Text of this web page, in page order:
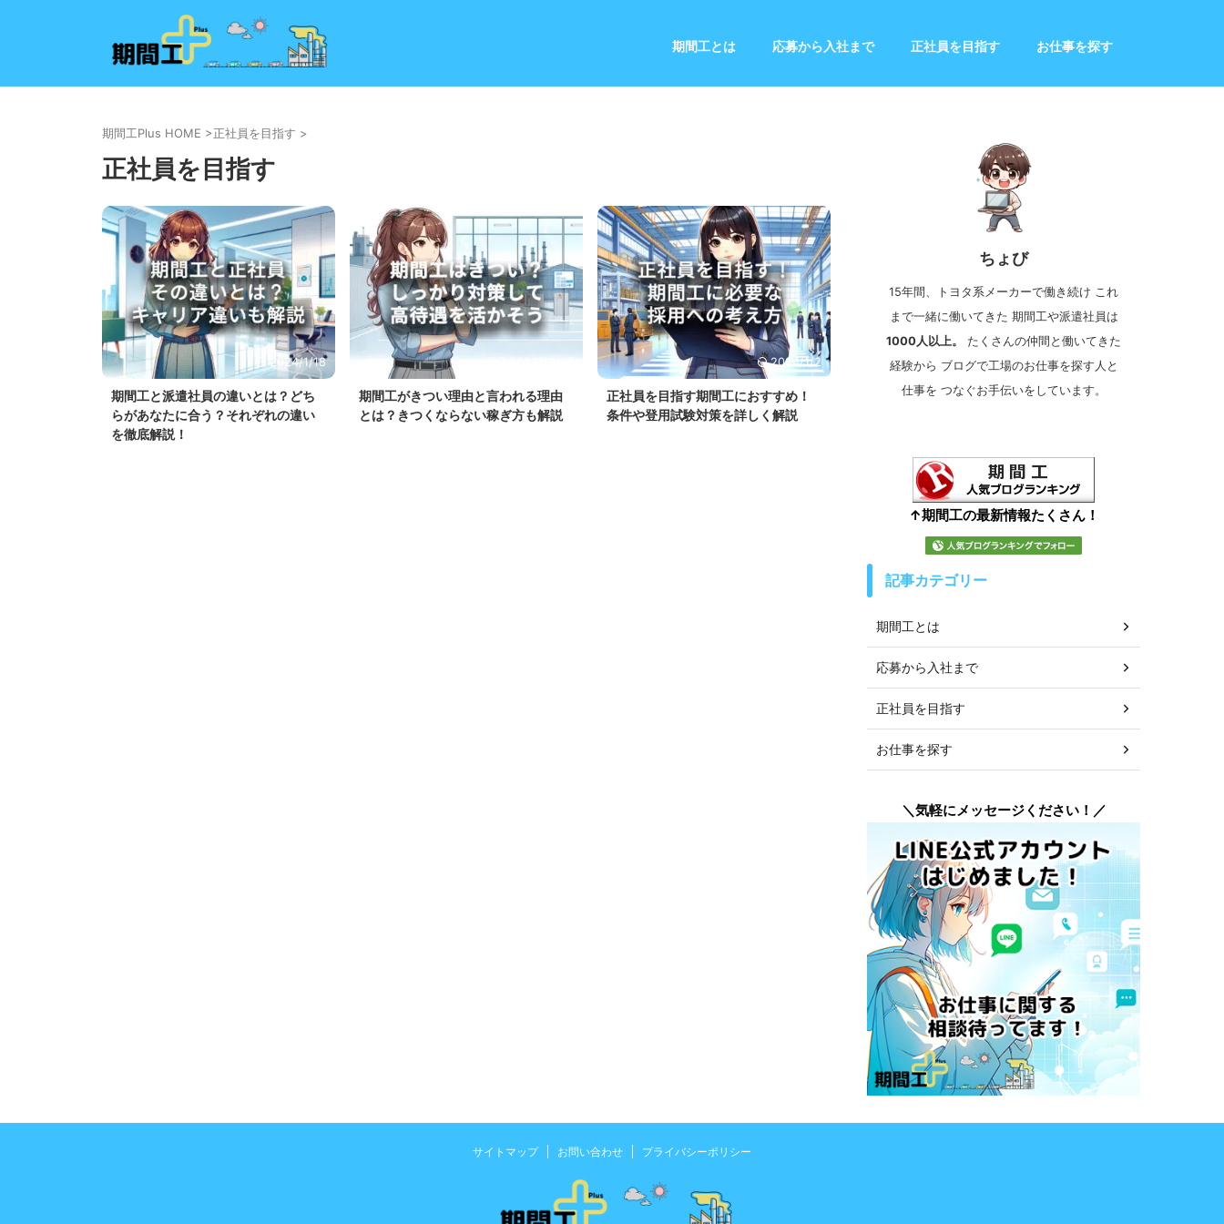
期間工とは 応募から入社まで 正社員を目指す お仕事を探す
期間工Plus HOME >正社員を目指す >
正社員を目指す
2024/1/18
期間工と派遣社員の違いとは？どち
らがあなたに合う？それぞれの違い
を徹底解説！
期間工がきつい理由と言われる理由
とは？きつくならない稼ぎ方も解説
2024/1/2
正社員を目指す期間工におすすめ！
条件や登用試験対策を詳しく解説
ちょび
15年間、トヨタ系メーカーで働き続け これ
まで一緒に働いてきた 期間工や派遣社員は
1000人以上。
たくさんの仲間と働いてきた
経験から ブログで工場のお仕事を探す人と
仕事を つなぐお手伝いをしています。
↑期間工の最新情報たくさん！
記事カテゴリー
期間工とは
応募から入社まで
正社員を目指す
お仕事を探す
＼気軽にメッセージください！／
サイトマップ お問い合わせ プライバシーポリシー